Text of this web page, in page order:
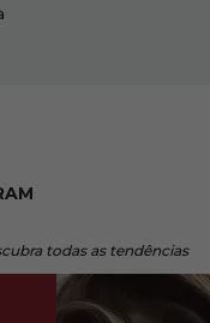
todas as tendências